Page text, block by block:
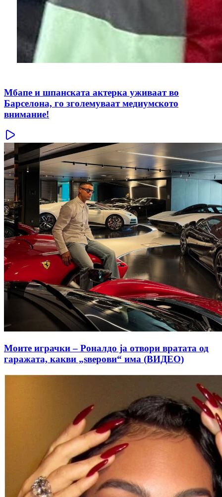
Мбапе и шпанската актерка уживаат во
Барселона, го зголемуваат медиумското
внимание!
Моите играчки – Роналдо ја отвори вратата од
гаражата, какви „ѕверови“ има (ВИДЕО)